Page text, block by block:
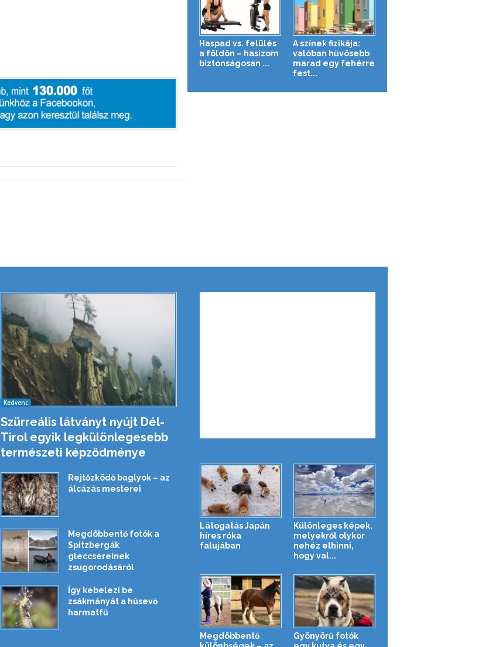
Haspad vs. felülés
a földön – hasizom
biztonságosan ...
A színek fizikája:
valóban hűvösebb
marad egy fehérre
fest...
Kedvenc
Szürreális látványt nyújt Dél-
Tirol egyik legkülönlegesebb
természeti képződménye
Rejtőzködő baglyok – az
álcázás mesterei
Megdöbbentő fotók a
Spitzbergák
gleccsereinek
zsugorodásáról
Így kebelezi be
zsákmányát a húsevő
harmatfű
Látogatás Japán
híres róka
falujában
Különleges képek,
melyekről olykor
nehéz elhinni,
hogy val...
Megdöbbentő
Gyönyörű fotók